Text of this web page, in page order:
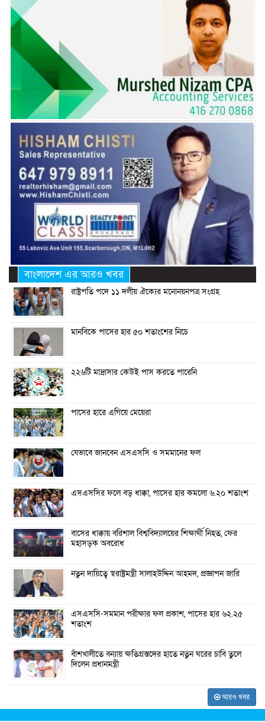
বাংলাদেশ এর আরও খবর
রাষ্ট্রপতি পদে ১১ দলীয় ঐক্যের মনোনয়নপত্র সংগ্রহ
মানবিকে পাসের হার ৫০ শতাংশের নিচে
২২৬টি মাদ্রাসার কেউই পাস করতে পারেনি
পাসের হারে এগিয়ে মেয়েরা
যেভাবে জানবেন এসএসসি ও সমমানের ফল
এসএসসির ফলে বড় ধাক্কা, পাসের হার কমলো ৬.২০ শতাংশ
বাসের ধাক্কায় বরিশাল বিশ্ববিদ্যালয়ের শিক্ষার্থী নিহত, ফের
মহাসড়ক অবরোধ
নতুন দায়িত্বে স্বরাষ্ট্রমন্ত্রী সালাহউদ্দিন আহমদ, প্রজ্ঞাপন জারি
এসএসসি-সমমান পরীক্ষার ফল প্রকাশ, পাসের হার ৬২.২৫
শতাংশ
বাঁশখালীতে বন্যায় ক্ষতিগ্রস্তদের হাতে নতুন ঘরের চাবি তুলে
দিলেন প্রধানমন্ত্রী
আরও খবর